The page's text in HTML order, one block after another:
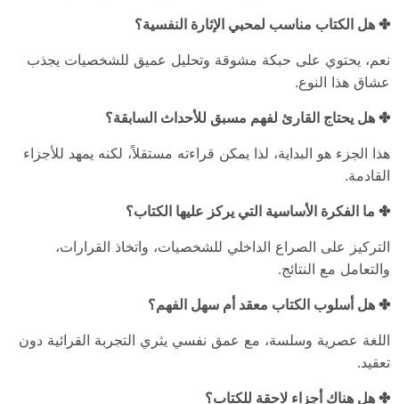
✤ هل الكتاب مناسب لمحبي الإثارة النفسية؟
نعم، يحتوي على حبكة مشوقة وتحليل عميق للشخصيات يجذب
عشاق هذا النوع.
✤ هل يحتاج القارئ لفهم مسبق للأحداث السابقة؟
هذا الجزء هو البداية، لذا يمكن قراءته مستقلاً، لكنه يمهد للأجزاء
القادمة.
✤ ما الفكرة الأساسية التي يركز عليها الكتاب؟
التركيز على الصراع الداخلي للشخصيات، واتخاذ القرارات،
والتعامل مع النتائج.
✤ هل أسلوب الكتاب معقد أم سهل الفهم؟
اللغة عصرية وسلسة، مع عمق نفسي يثري التجربة القرائية دون
تعقيد.
✤ هل هناك أجزاء لاحقة للكتاب؟